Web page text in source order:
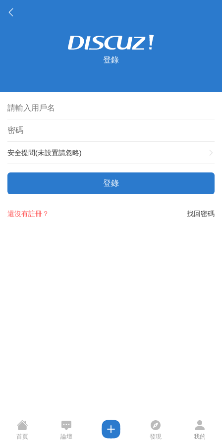
登錄
安全提問(未設置請忽略)
登錄
找回密碼
還沒有註冊？
首頁 論壇 發現 我的